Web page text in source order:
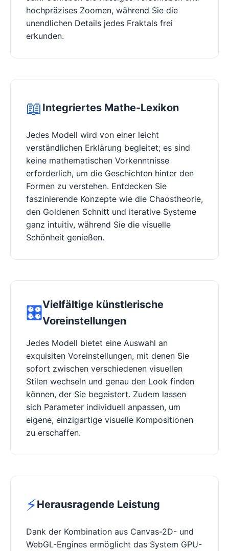
hochpräzises Zoomen, während Sie die
unendlichen Details jedes Fraktals frei
erkunden.
📖 Integriertes Mathe-Lexikon
Jedes Modell wird von einer leicht
verständlichen Erklärung begleitet; es sind
keine mathematischen Vorkenntnisse
erforderlich, um die Geschichten hinter den
Formen zu verstehen. Entdecken Sie
faszinierende Konzepte wie die Chaostheorie,
den Goldenen Schnitt und iterative Systeme
ganz intuitiv, während Sie die visuelle
Schönheit genießen.
🎛️Vielfältige künstlerische
Voreinstellungen
Jedes Modell bietet eine Auswahl an
exquisiten Voreinstellungen, mit denen Sie
sofort zwischen verschiedenen visuellen
Stilen wechseln und genau den Look finden
können, der Sie begeistert. Zudem lassen
sich Parameter individuell anpassen, um
eigene, einzigartige visuelle Kompositionen
zu erschaffen.
⚡Herausragende Leistung
Dank der Kombination aus Canvas-2D- und
WebGL-Engines ermöglicht das System GPU-